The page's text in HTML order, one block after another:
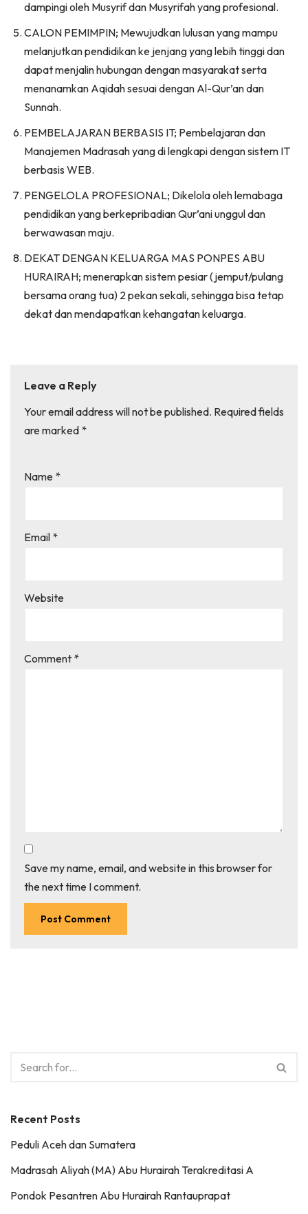
dampingi oleh Musyrif dan Musyrifah yang profesional.
CALON PEMIMPIN; Mewujudkan lulusan yang mampu
melanjutkan pendidikan ke jenjang yang lebih tinggi dan
dapat menjalin hubungan dengan masyarakat serta
menanamkan Aqidah sesuai dengan Al-Qur’an dan
Sunnah.
PEMBELAJARAN BERBASIS IT; Pembelajaran dan
Manajemen Madrasah yang di lengkapi dengan sistem IT
berbasis WEB.
PENGELOLA PROFESIONAL; Dikelola oleh lemabaga
pendidikan yang berkepribadian Qur’ani unggul dan
berwawasan maju.
DEKAT DENGAN KELUARGA MAS PONPES ABU
HURAIRAH; menerapkan sistem pesiar (jemput/pulang
bersama orang tua) 2 pekan sekali, sehingga bisa tetap
dekat dan mendapatkan kehangatan keluarga.
Leave a Reply
Your email address will not be published. Required fields
are marked *
Name *
Email *
Website
Comment *
Save my name, email, and website in this browser for
the next time I comment.
Recent Posts
Peduli Aceh dan Sumatera
Madrasah Aliyah (MA) Abu Hurairah Terakreditasi A
Pondok Pesantren Abu Hurairah Rantauprapat